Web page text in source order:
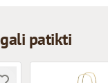
patikti